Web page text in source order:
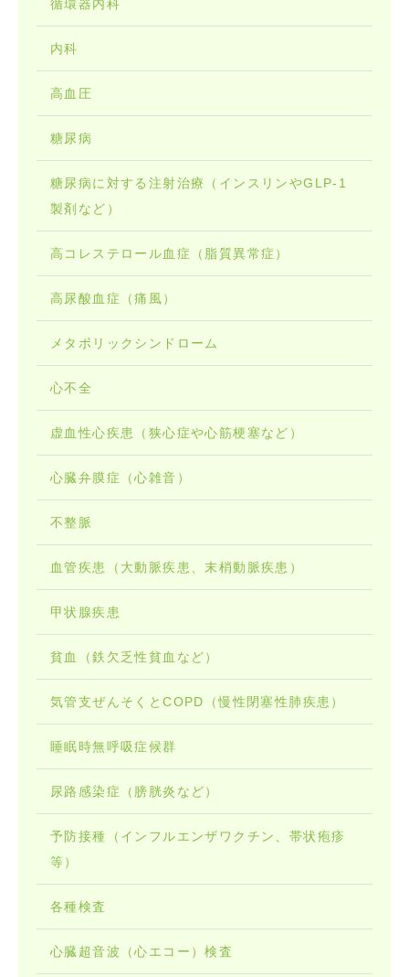
循環器内科
内科
高血圧
糖尿病
糖尿病に対する注射治療（インスリンやGLP-1
製剤など）
高コレステロール血症（脂質異常症）
高尿酸血症（痛風）
メタボリックシンドローム
心不全
虚血性心疾患（狭心症や心筋梗塞など）
心臓弁膜症（心雑音）
不整脈
血管疾患（大動脈疾患、末梢動脈疾患）
甲状腺疾患
貧血（鉄欠乏性貧血など）
気管支ぜんそくとCOPD（慢性閉塞性肺疾患）
睡眠時無呼吸症候群
尿路感染症（膀胱炎など）
予防接種（インフルエンザワクチン、帯状疱疹
等）
各種検査
心臓超音波（心エコー）検査